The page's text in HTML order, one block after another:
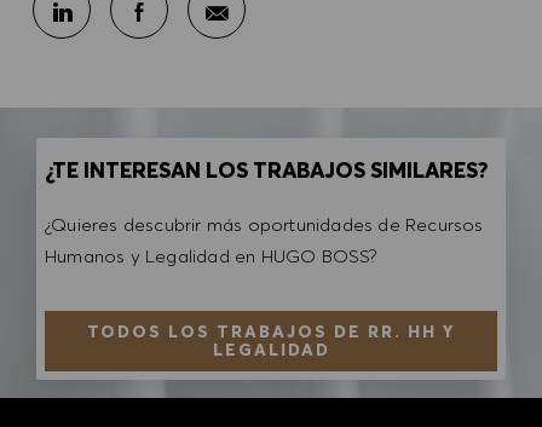
¿TE INTERESAN LOS TRABAJOS SIMILARES?
¿Quieres descubrir más oportunidades de Recursos
Humanos y Legalidad en HUGO BOSS?
TODOS LOS TRABAJOS DE RR. HH Y
LEGALIDAD